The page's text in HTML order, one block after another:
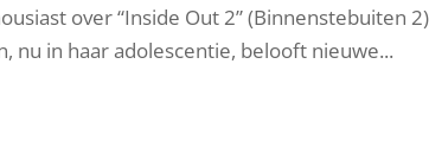
over “Inside Out 2” (Binnenstebuiten
nu in haar adolescentie, belooft nieuwe...